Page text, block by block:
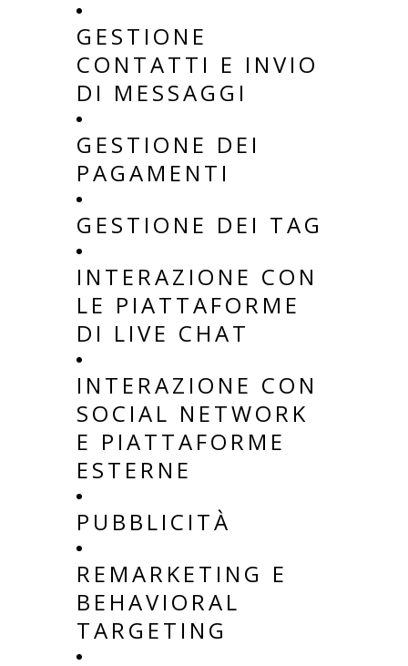
GESTIONE
CONTATTI E INVIO
DI MESSAGGI
GESTIONE DEI
PAGAMENTI
GESTIONE DEI TAG
INTERAZIONE CON
LE PIATTAFORME
DI LIVE CHAT
INTERAZIONE CON
SOCIAL NETWORK
E PIATTAFORME
ESTERNE
PUBBLICITÀ
REMARKETING E
BEHAVIORAL
TARGETING